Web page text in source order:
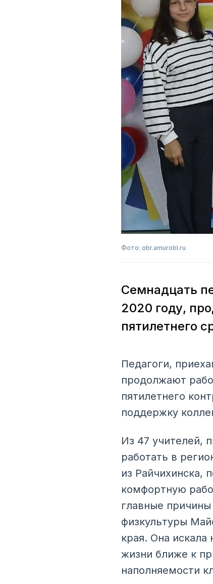
Фото: obr.amurobl.ru
Семнадцать
2020 году,
пятилетнего
Педагоги,
продолжают
пятилетнего
поддержку
Из 47 учителей,
работать в
из Райчихинска,
комфортную
главные
физкультуры
края. Она
жизни ближе к
наполняемости